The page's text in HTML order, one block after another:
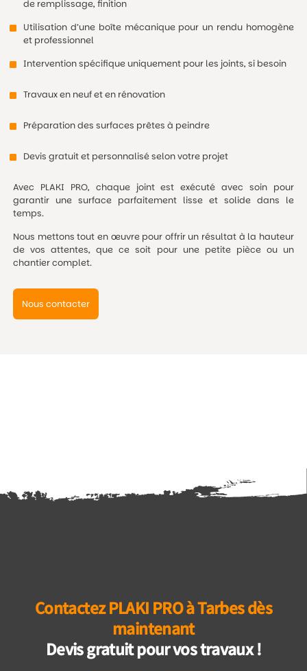
de remplissage, finition
Utilisation d’une boîte mécanique pour un rendu homogène
et professionnel
Intervention spécifique uniquement pour les joints, si besoin
Travaux en neuf et en rénovation
Préparation des surfaces prêtes à peindre
Devis gratuit et personnalisé selon votre projet
Avec PLAKI PRO, chaque joint est exécuté avec soin pour
garantir une surface parfaitement lisse et solide dans le
temps.
Nous mettons tout en œuvre pour offrir un résultat à la hauteur
de vos attentes, que ce soit pour une petite pièce ou un
chantier complet.
Nous contacter
Contactez PLAKI PRO à Tarbes dès
maintenant
Devis gratuit pour vos travaux !